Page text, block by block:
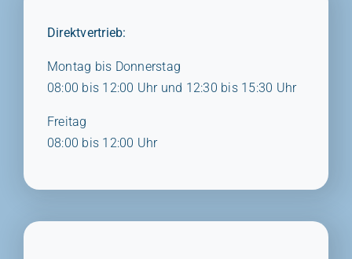
Direktvertrieb:
Montag bis Donnerstag
08:00 bis 12:00 Uhr und 12:30 bis 15:30 Uhr
Freitag
08:00 bis 12:00 Uhr